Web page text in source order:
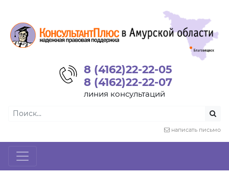
8 (4162)22-22-05
8 (4162)22-22-07
линия консультаций
написать письмо